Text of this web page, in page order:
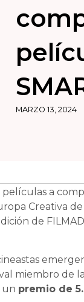
MARZO 13, 2024
a
Creativa
de
miembro de
un premio de